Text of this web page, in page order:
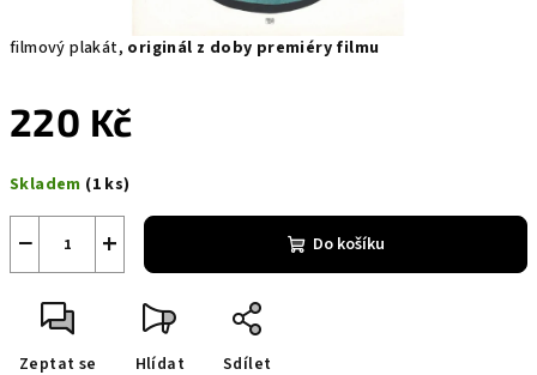
filmový plakát, originál z doby premiéry filmu
220 Kč
cena:
Skladem (1 ks)
+
− Do košíku
Zeptat se Hlídat Sdílet